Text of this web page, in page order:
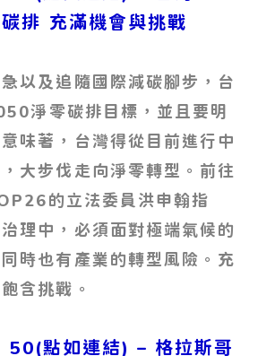
排 充滿機會與挑戰
：
以及追隨國際減碳腳步，台
淨零碳排目標，並且要明
味著，台灣得從目前進行中
大步伐走向淨零轉型。前往
的立法委員洪申翰指
理中，必須面對極端氣候的
時也有產業的轉型風險。充
含挑戰。
50(點如連結) – 格拉斯哥